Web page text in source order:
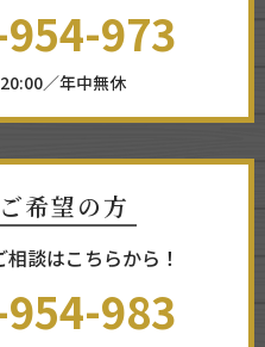
973
／年中無休
希望の方
談はこちらから！
983